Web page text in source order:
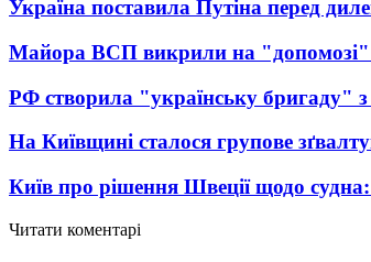
Україна поставила Путіна перед
Майора ВСП викрили на "допомозі"
РФ створила "українську бригаду"
На Київщині сталося групове
Київ про рішення Швеції щодо
Читати коментарі